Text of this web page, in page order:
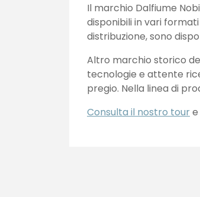
Il marchio Dalfiume
disponibili in vari
distribuzione, sono
Altro marchio storico
tecnologie e attente
pregio. Nella linea di
Consulta il nostro tour